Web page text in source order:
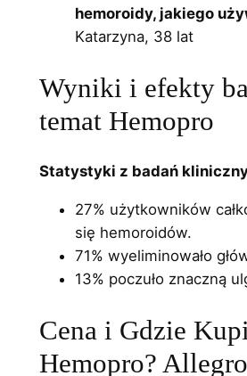
hemoroidy, jakiego
Katarzyna, 38 lat
Wyniki i efekty
temat Hemopro
Statystyki z badań
27% użytkowników
się hemoroidów.
71% wyeliminowało
13% poczuło znaczną
Cena i Gdzie
Hemopro?